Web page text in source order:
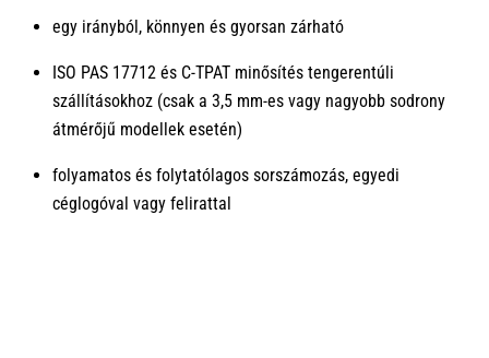
egy irányból, könnyen és gyorsan zárható
ISO PAS 17712 és C-TPAT minősítés tengerentúli
szállításokhoz (csak a 3,5 mm-es vagy nagyobb sodrony
átmérőjű modellek esetén)
folyamatos és folytatólagos sorszámozás, egyedi
céglogóval vagy felirattal